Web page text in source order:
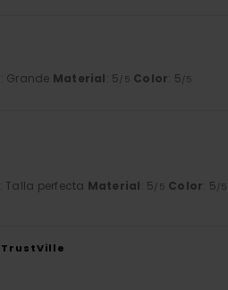
: Grande Material: 5/5 Color: 5/5
: Talla perfecta Material: 5/5 Color: 5/5
TrustVille